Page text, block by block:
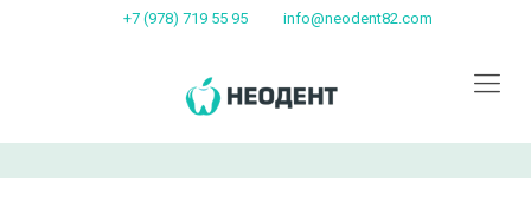
+7 (978) 719 55 95 info@neodent82.com